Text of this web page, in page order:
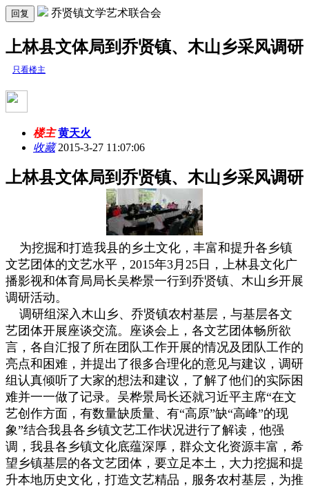
回复 乔贤镇文学艺术联合会
上林县文体局到乔贤镇、木山乡采风调研
只看楼主
楼主 黄天火
收藏2015-3-27 11:07:06
上林县文体局到乔贤镇、木山乡采风调研
为挖掘和打造我县的乡土文化，丰富和提升各乡镇
文艺团体的文艺水平，2015年3月25日，上林县文化广
播影视和体育局局长吴桦景一行到乔贤镇、木山乡开展
调研活动。
调研组深入木山乡、乔贤镇农村基层，与基层各文
艺团体开展座谈交流。座谈会上，各文艺团体畅所欲
言，各自汇报了所在团队工作开展的情况及团队工作的
亮点和困难，并提出了很多合理化的意见与建议，调研
组认真倾听了大家的想法和建议，了解了他们的实际困
难并一一做了记录。吴桦景局长还就习近平主席“在文
艺创作方面，有数量缺质量、有“高原”缺“高峰”的现
象”结合我县各乡镇文艺工作状况进行了解读，他强
调，我县各乡镇文化底蕴深厚，群众文化资源丰富，希
望乡镇基层的各文艺团体，要立足本土，大力挖掘和提
升本地历史文化，打造文艺精品，服务农村基层，为推